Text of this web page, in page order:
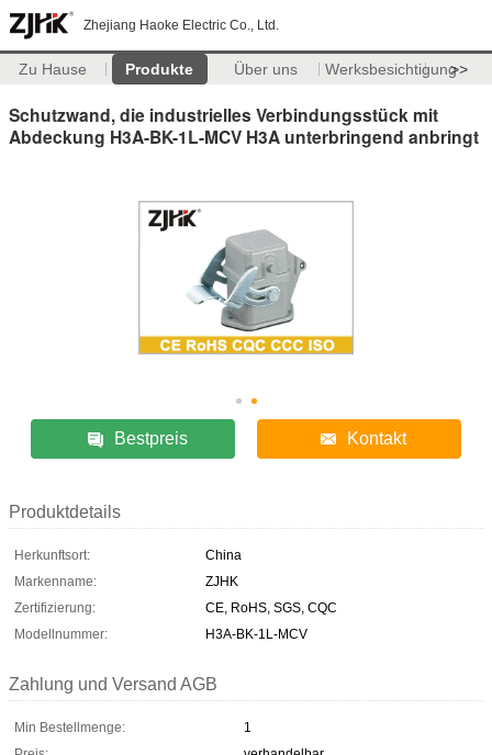
Zhejiang Haoke Electric Co., Ltd.
Zu Hause Produkte Über uns Werksbesichtigung>>
Schutzwand, die industrielles Verbindungsstück mit
Abdeckung H3A-BK-1L-MCV H3A unterbringend anbringt
Bestpreis Kontakt
Produktdetails
Herkunftsort:
China
Markenname:
ZJHK
Zertifizierung:
CE, RoHS, SGS, CQC
Modellnummer:
H3A-BK-1L-MCV
Zahlung und Versand AGB
Min Bestellmenge:
1